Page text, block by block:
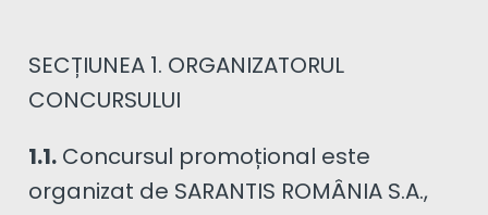
SECȚIUNEA 1. ORGANIZATORUL
CONCURSULUI
1.1. Concursul promoțional este
organizat de SARANTIS ROMÂNIA S.A.,